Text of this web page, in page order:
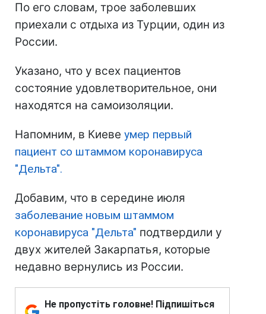
По его словам, трое заболевших
приехали с отдыха из Турции, один из
России.
Указано, что у всех пациентов
состояние удовлетворительное, они
находятся на самоизоляции.
Напомним, в Киеве умер первый
пациент со штаммом коронавируса
"Дельта".
Добавим, что в середине июля
заболевание новым штаммом
коронавируса "Дельта" подтвердили у
двух жителей Закарпатья, которые
недавно вернулись из России.
Не пропустіть головне! Підпишіться